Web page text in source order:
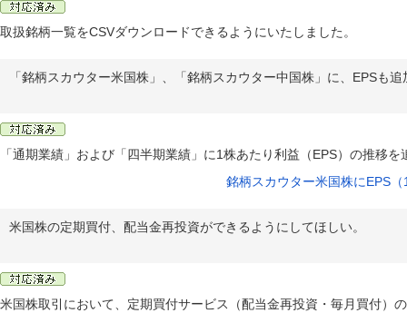
取扱銘柄一覧をCSVダウンロードできるようにいたしました。
「銘柄スカウター米国株」、「銘柄スカウター中国株」に、EPSも
「通期業績」および「四半期業績」に1株あたり利益（EPS）の推移を
銘柄スカウター米国株にEPS
米国株の定期買付、配当金再投資ができるようにしてほしい。
米国株取引において、定期買付サービス（配当金再投資・毎月買付）